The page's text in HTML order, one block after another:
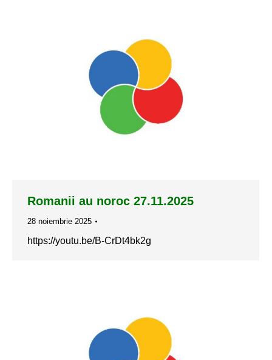
Romanii au noroc 27.11.2025
28 noiembrie 2025
https://youtu.be/B-CrDt4bk2g